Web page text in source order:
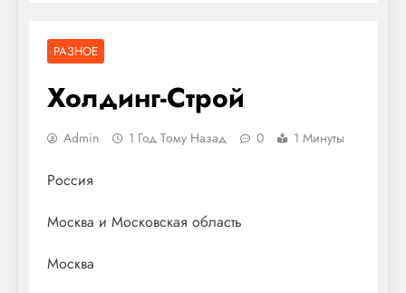
РАЗНОЕ
Холдинг-Строй
Admin 1 Год Тому Назад 0 1 Минуты
Россия
Москва и Московская область
Москва